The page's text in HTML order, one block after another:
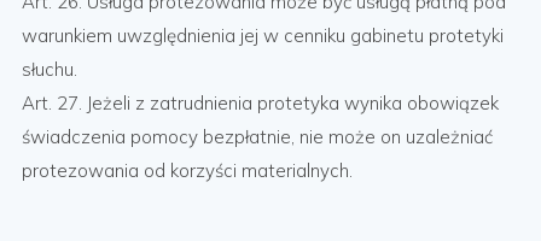
warunkiem uwzględnienia jej w cenniku gabinetu protetyki
słuchu.
Art. 27. Jeżeli z zatrudnienia protetyka wynika obowiązek
świadczenia pomocy bezpłatnie, nie może on uzależniać
protezowania od korzyści materialnych.